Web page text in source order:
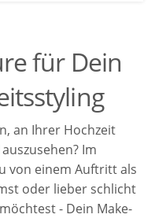
für Dein
an Ihrer Hochzeit
Im
von einem Auftritt als
oder lieber schlicht
- Dein Make-